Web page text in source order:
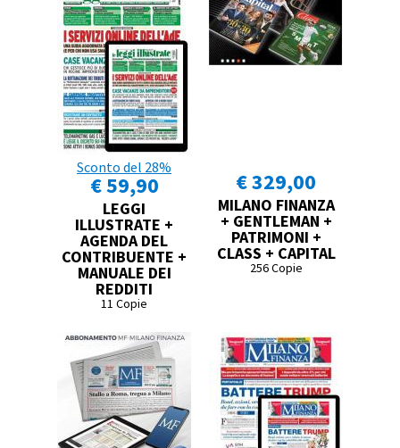
Sconto del 28%
€ 59,90
LEGGI
ILLUSTRATE +
AGENDA DEL
CONTRIBUENTE +
MANUALE DEI
REDDITI
11 Copie
€ 329,00
MILANO FINANZA
+ GENTLEMAN +
PATRIMONI +
CLASS + CAPITAL
256 Copie